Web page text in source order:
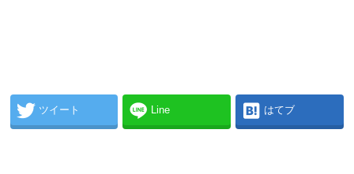
ツイート Line はてブ